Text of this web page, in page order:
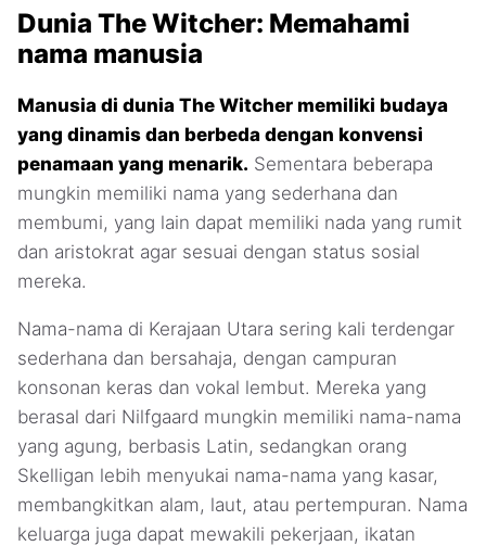
Dunia The Witcher: Memahami
nama manusia
Manusia di dunia The Witcher memiliki budaya
yang dinamis dan berbeda dengan konvensi
penamaan yang menarik. Sementara beberapa
mungkin memiliki nama yang sederhana dan
membumi, yang lain dapat memiliki nada yang rumit
dan aristokrat agar sesuai dengan status sosial
mereka.
Nama-nama di Kerajaan Utara sering kali terdengar
sederhana dan bersahaja, dengan campuran
konsonan keras dan vokal lembut. Mereka yang
berasal dari Nilfgaard mungkin memiliki nama-nama
yang agung, berbasis Latin, sedangkan orang
Skelligan lebih menyukai nama-nama yang kasar,
membangkitkan alam, laut, atau pertempuran. Nama
keluarga juga dapat mewakili pekerjaan, ikatan